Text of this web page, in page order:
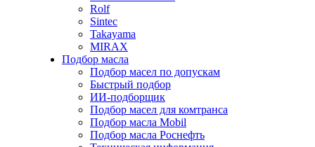
Rolf
Sintec
Takayama
MIRAX
Подбор масла
Подбор масел по допускам
Быстрый подбор
ИИ-подборщик
Подбор масел для комтранса
Подбор масла Mobil
Подбор масла Роснефть